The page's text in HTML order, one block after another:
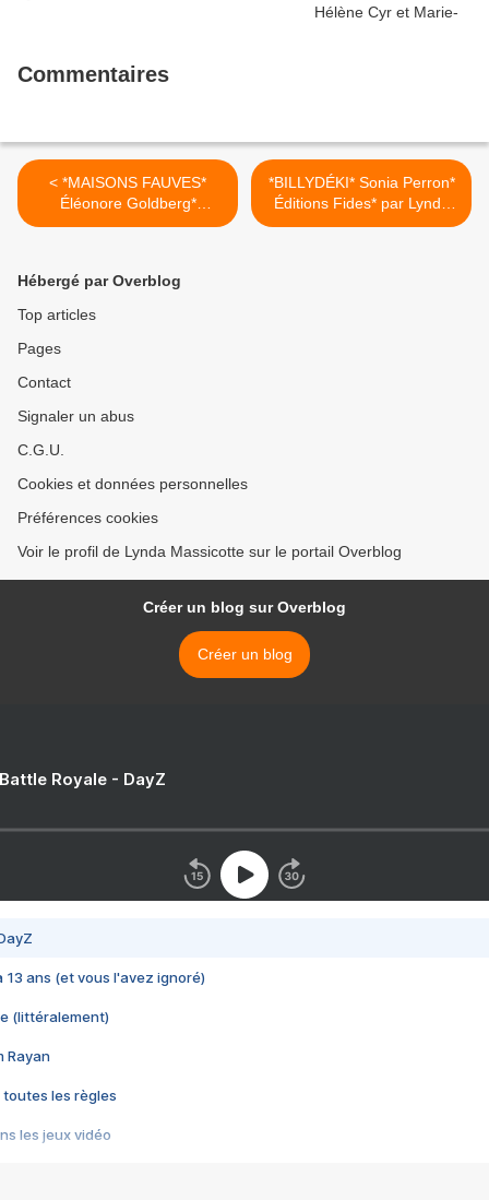
Commentaires
< *MAISONS FAUVES*
Éléonore Goldberg*
Éditions Triptyque, Groupe
*BILLYDÉKI* Sonia Perron*
Éditions Fides* par Lynda
Massicotte* >
Hébergé par Overblog
Top articles
Pages
Contact
Signaler un abus
C.G.U.
Cookies et données personnelles
Préférences cookies
Voir le profil de Lynda Massicotte sur le portail Overblog
Créer un blog sur Overblog
Créer un blog
Royale - DayZ
13 ans (et vous l'avez ignoré)
(littéralement)
Rayan
toutes les règles
les jeux vidéo